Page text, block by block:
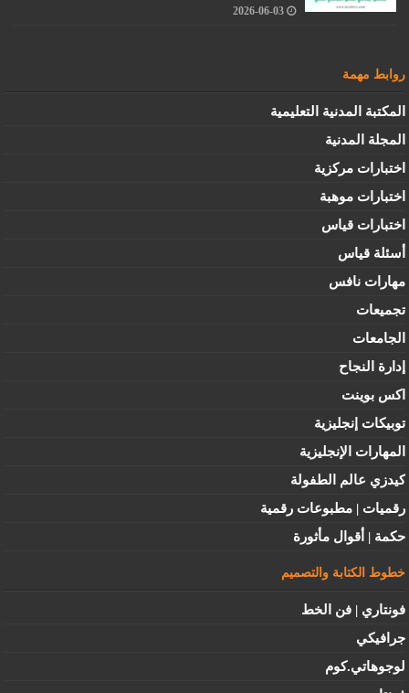
2026-06-03
روابط مهمة
المكتبة المدنية التعليمية
المجلة المدنية
اختبارات مركزية
اختبارات موهبة
اختبارات قياس
أسئلة قياس
مهارات نافس
تجميعات
الجامعات
إدارة النجاح
اكس بوينت
توبيكات إنجليزية
المهارات الإنجليزية
كيدزي عالم الطفولة
رقميات | مطبوعات رقمية
حكمة | أقوال مأثورة
خطوط الكتابة والتصميم
فونتاري | فن الخط
جرافيكي
لوجوهاتي.كوم